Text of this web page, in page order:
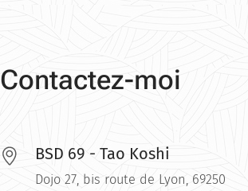
Contactez-moi
BSD 69 - Tao Koshi
Dojo 27, bis route de Lyon, 69250